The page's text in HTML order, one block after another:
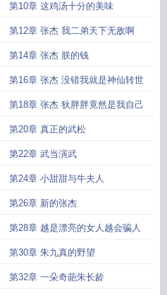
第10章 这鸡汤十分的美味
第12章 张杰 我二弟天下无敌啊
第14章 张杰 朕的钱
第16章 张杰 没错我就是神仙转世
第18章 张杰 狄胖胖竟然是我自己
第20章 真正的武松
第22章 武当演武
第24章 小甜甜与牛夫人
第26章 新的张杰
第28章 越是漂亮的女人越会骗人
第30章 朱九真的野望
第32章 一朵奇葩朱长龄